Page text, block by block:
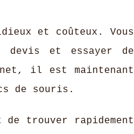
et coûteux. Vous
devis et essayer de
il est maintenant
de souris.
trouver rapidement